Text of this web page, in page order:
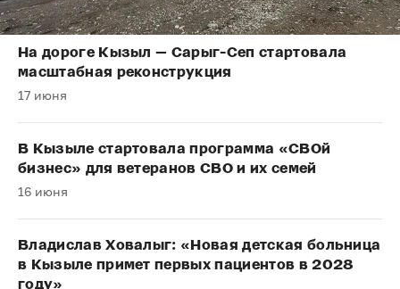
На дороге Кызыл — Сарыг-Сеп стартовала
масштабная реконструкция
17 июня
В Кызыле стартовала программа «СВОй
бизнес» для ветеранов СВО и их семей
16 июня
Владислав Ховалыг: «Новая детская больница
в Кызыле примет первых пациентов в 2028
году»